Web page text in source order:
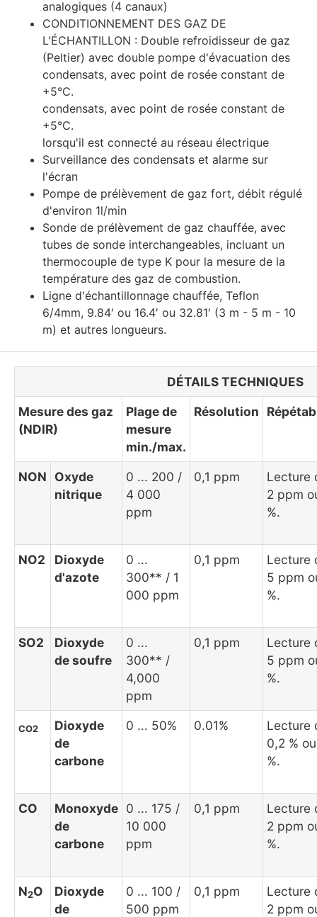
analogiques (4 canaux)
CONDITIONNEMENT DES GAZ DE
L'ÉCHANTILLON : Double refroidisseur de gaz
(Peltier) avec double pompe d'évacuation des
condensats, avec point de rosée constant de
+5°C.
condensats, avec point de rosée constant de
+5°C.
lorsqu'il est connecté au réseau électrique
Surveillance des condensats et alarme sur
l'écran
Pompe de prélèvement de gaz fort, débit régulé
d'environ 1l/min
Sonde de prélèvement de gaz chauffée, avec
tubes de sonde interchangeables, incluant un
thermocouple de type K pour la mesure de la
température des gaz de combustion.
Ligne d'échantillonnage chauffée, Teflon
6/4mm, 9.84′ ou 16.4′ ou 32.81′ (3 m - 5 m - 10
m) et autres longueurs.
DÉTAILS TECHNIQUES
Mesure des gaz
(NDIR)
Plage de
mesure
min./max.
Résolution
NON
Oxyde
nitrique
0 ... 200 /
4 000
ppm
0,1 ppm
Lecture
2 ppm
%.
NO2
Dioxyde
d'azote
0 ...
300** / 1
000 ppm
0,1 ppm
Lecture
5 ppm
%.
SO2
Dioxyde
de soufre
0 ...
300** /
4,000
ppm
0,1 ppm
Lecture
5 ppm
%.
CO2
Dioxyde
de
carbone
0 ... 50% 0.01%
Lecture
0,2 %
%.
CO
Monoxyde
de
carbone
0 ... 175 /
10 000
ppm
0,1 ppm
Lecture
2 ppm
%.
N2O
Dioxyde
de
0 ... 100 /
500 ppm
0,1 ppm
Lecture
2 ppm